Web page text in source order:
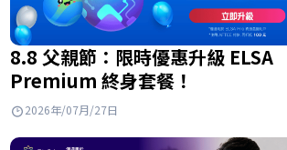
8.8 父親節：限時優惠升級 ELSA
Premium 終身套餐！
2026年/07月/27日